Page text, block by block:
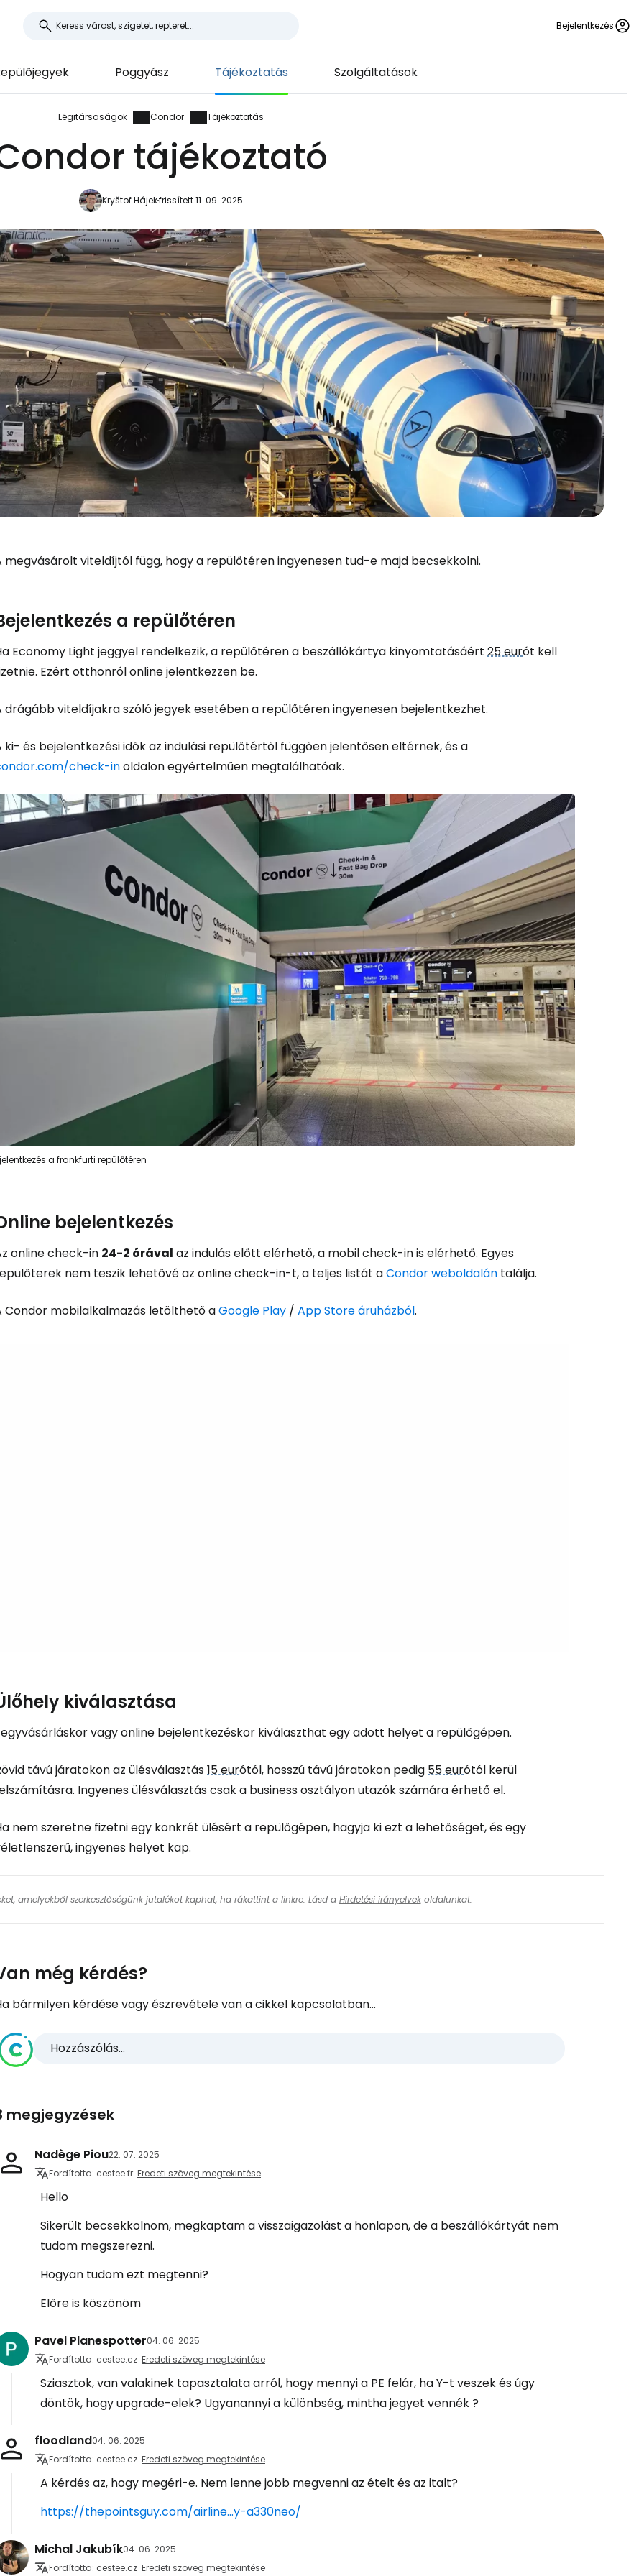
Bejelentkezés
Poggyász Tájékoztatás Szolgáltatások
Légitársaságok Condor Tájékoztatás
tájékoztató
Kryštof Hájekfrissített 11. 09. 2025
megvásárolt viteldíjtól függ, hogy a repülőtéren ingyenesen tud-e majd becsekkolni.
a repülőtéren
Economy Light jeggyel rendelkezik, a repülőtéren a beszállókártya kinyomtatásáért 25 eurót kell
Ezért otthonról online jelentkezzen be.
drágább viteldíjakra szóló jegyek esetében a repülőtéren ingyenesen bejelentkezhet.
ki- és bejelentkezési idők az indulási repülőtértől függően jelentősen eltérnek, és a
check-inoldalon egyértelműen megtalálhatóak.
a frankfurti repülőtéren
bejelentkezés
online check-in 24-2 órával az indulás előtt elérhető, a mobil check-in is elérhető. Egyes
nem teszik lehetővé az online check-in-t, a teljes listát aCondor weboldalán találja.
Condor mobilalkalmazás letölthető aGoogle Play / App Store áruházból.
kiválasztása
vagy online bejelentkezéskor kiválaszthat egy adott helyet a repülőgépen.
távú járatokon az ülésválasztás15 eurótól, hosszú távú járatokon pedig 55 eurótól kerül
Ingyenes ülésválasztás csak a business osztályon utazók számára érhető el.
nem szeretne fizetni egy konkrét ülésért a repülőgépen, hagyja ki ezt a lehetőséget, és egy
ingyenes helyet kap.
amelyekből szerkesztőségünk jutalékot kaphat, ha rákattint a linkre. Lásd a Hirdetési irányelvekoldalunkat.
még kérdés?
bármilyen kérdése vagy észrevétele van a cikkel kapcsolatban...
Hozzászólás...
megjegyzések
Nadège Piou22. 07. 2025
Fordította: cestee.fr Eredeti szöveg megtekintése
Hello
Sikerült becsekkolnom, megkaptam a visszaigazolást a honlapon, de a beszállókártyát nem
tudom megszerezni.
Hogyan tudom ezt megtenni?
Előre is köszönöm
Pavel Planespotter04. 06. 2025
Fordította: cestee.cz Eredeti szöveg megtekintése
Sziasztok, van valakinek tapasztalata arról, hogy mennyi a PE felár, ha Y-t veszek és úgy
döntök, hogy upgrade-elek? Ugyanannyi a különbség, mintha jegyet vennék ?
floodland04. 06. 2025
Fordította: cestee.cz Eredeti szöveg megtekintése
A kérdés az, hogy megéri-e. Nem lenne jobb megvenni az ételt és az italt?
https://thepointsguy.com/airline...y-a330neo/
Michal Jakubík04. 06. 2025
Fordította: cestee.cz Eredeti szöveg megtekintése